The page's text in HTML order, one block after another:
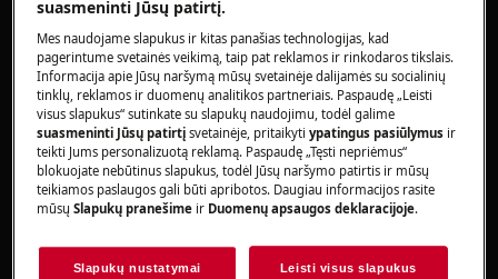
elektros energijos tiekimo sutrikimo arba
kai karštas maistas buvo paliktas šaldytuve
Nustatykite žemesnę šaldytuvo
temperatūrą arba nustatykiteSuper Cool.
Tai turėtų pašalinti klaidos kodą, kai
pasiekiama reikiama temperatūra. Dureles
laikykite uždarytas, kad pailgintumėte
temperatūrą.
suasmeninti Jūsų patirtį.
Mes naudojame slapukus ir kitas panašias technologijas, kad
pagerintume svetainės veikimą, taip pat reklamos ir rinkodaros tikslais.
Informacija apie Jūsų naršymą mūsų svetainėje dalijamės su socialinių
tinklų, reklamos ir duomenų analitikos partneriais. Paspaudę „Leisti
visus slapukus“ sutinkate su slapukų naudojimu, todėl galime
suasmeninti Jūsų patirtįsvetainėje, pritaikytiypatingus pasiūlymus ir
teikti Jums personalizuotą reklamą. Paspaudę „Tęsti nepriėmus“
blokuojate nebūtinus slapukus, todėl Jūsų naršymo patirtis ir mūsų
teikiamos paslaugos gali būti apribotos. Daugiau informacijos rasite
mūsųSlapukų pranešime ir Duomenų apsaugos deklaracijoje.
Slapukų nustatymai Leisti visus slapukus